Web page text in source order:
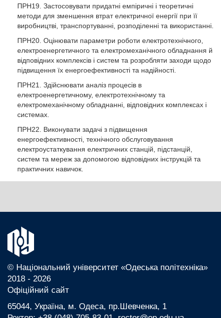
ПРН19. Застосовувати придатні емпіричні і теоретичні
методи для зменшення втрат електричної енергії при її
виробництві, транспортуванні, розподіленні та використанні.
ПРН20. Оцінювати параметри роботи електротехнічного,
електроенергетичного та електромеханічного обладнання й
відповідних комплексів і систем та розробляти заходи щодо
підвищення їх енергоефективності та надійності.
ПРН21. Здійснювати аналіз процесів в
електроенергетичному, електротехнічному та
електромеханічному обладнанні, відповідних комплексах і
системах.
ПРН22. Виконувати задачі з підвищення
енергоефективності, технічного обслуговування
електроустаткування електричних станцій, підстанцій,
систем та мереж за допомогою відповідних інструкцій та
практичних навичок.
© Національний університет «Одеська політехніка»
2018 - 2026
Офіційний сайт
65044, Україна, м. Одеса, пр.Шевченка, 1